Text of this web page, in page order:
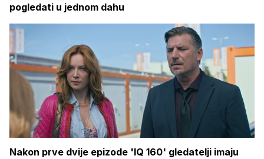
pogledati u jednom dahu
Nakon prve dvije epizode 'IQ 160' gledatelji imaju